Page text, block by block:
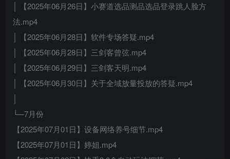
│ 【2025年06月26日】小赛道选品测品选品登录跳人脸方
法.mp4
│ 【2025年06月28日】软件专场答疑.mp4
│ 【2025年06月28日】三剑客曾弦.mp4
│ 【2025年06月29日】三剑客天明.mp4
│ 【2025年06月30日】关于全域放量投放的答疑.mp4
└─7月份
【2025年07月01日】设备网络养号细节.mp4
【2025年07月01日】婷姐.mp4